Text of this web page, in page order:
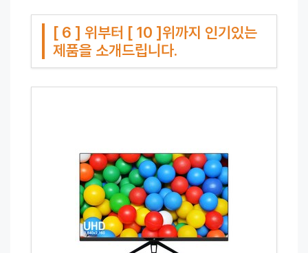
[ 6 ] 위부터 [ 10 ]위까지 인기있는
제품을 소개드립니다.